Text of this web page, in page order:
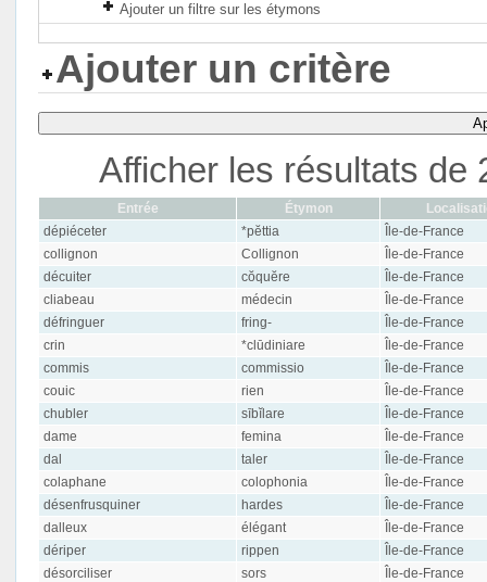
Ajouter un filtre sur les étymons
Ajouter un critère
Afficher les résultats de
Entrée Étymon
dépiéceter
*pĕttia
Île-de-France
collignon
Collignon
Île-de-France
décuiter
cŏquĕre
Île-de-France
cliabeau
médecin
Île-de-France
défringuer
fring-
Île-de-France
crin
*clūdiniare
Île-de-France
commis
commissio
Île-de-France
couic
rien
Île-de-France
chubler
sībĭlare
Île-de-France
dame
femina
Île-de-France
dal
taler
Île-de-France
colaphane
colophonia
Île-de-France
désenfrusquiner
hardes
Île-de-France
dalleux
élégant
Île-de-France
dériper
rippen
Île-de-France
désorciliser
sors
Île-de-France